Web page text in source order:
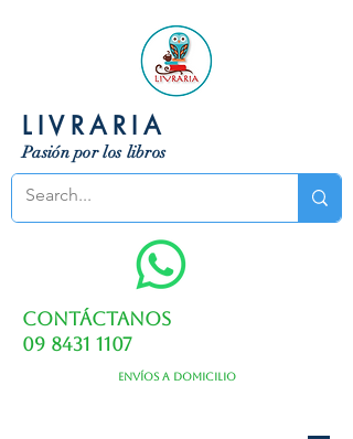
LIVRARIA
Pasión por los libros
Contáctanos
09 8431 1107
Envíos a domicilio